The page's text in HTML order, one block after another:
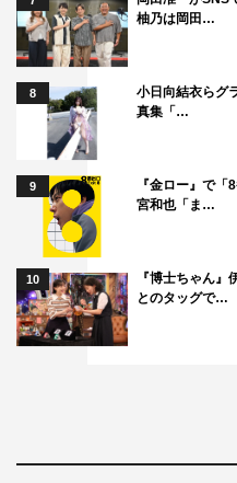
柚乃は岡田…
8
小日向結衣らグ
真集「…
9
『金ロー』で
宮和也「ま…
10
『博士ちゃん
とのタッグで…